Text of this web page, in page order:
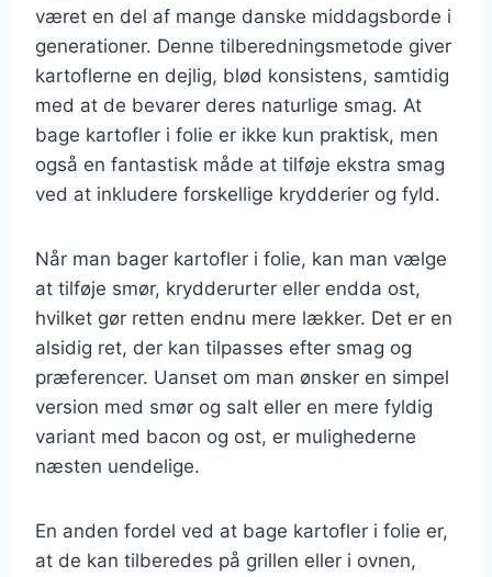
været en del af mange danske middagsborde i
generationer. Denne tilberedningsmetode giver
kartoflerne en dejlig, blød konsistens, samtidig
med at de bevarer deres naturlige smag. At
bage kartofler i folie er ikke kun praktisk, men
også en fantastisk måde at tilføje ekstra smag
ved at inkludere forskellige krydderier og fyld.
Når man bager kartofler i folie, kan man vælge
at tilføje smør, krydderurter eller endda ost,
hvilket gør retten endnu mere lækker. Det er en
alsidig ret, der kan tilpasses efter smag og
præferencer. Uanset om man ønsker en simpel
version med smør og salt eller en mere fyldig
variant med bacon og ost, er mulighederne
næsten uendelige.
En anden fordel ved at bage kartofler i folie er,
at de kan tilberedes på grillen eller i ovnen,